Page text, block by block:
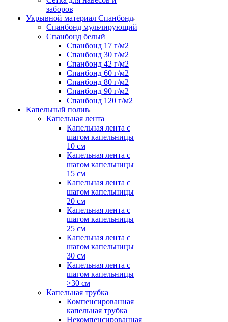
заборов
Укрывной материал Спанбонд
Спанбонд мульчирующий
Спанбонд белый
Спанбонд 17 г/м2
Спанбонд 30 г/м2
Спанбонд 42 г/м2
Спанбонд 60 г/м2
Спанбонд 80 г/м2
Спанбонд 90 г/м2
Спанбонд 120 г/м2
Капельный полив
Капельная лента
Капельная лента с
шагом капельницы
10 см
Капельная лента с
шагом капельницы
15 см
Капельная лента с
шагом капельницы
20 см
Капельная лента с
шагом капельницы
25 см
Капельная лента с
шагом капельницы
30 см
Капельная лента с
шагом капельницы
>30 см
Капельная трубка
Компенсированная
капельная трубка
Некомпенсированная